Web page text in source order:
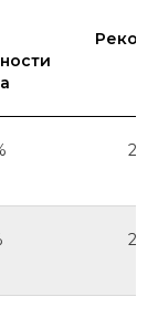
2
2